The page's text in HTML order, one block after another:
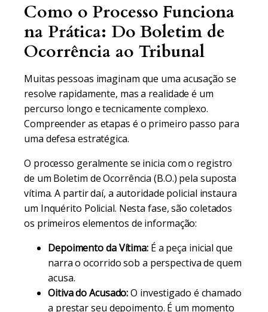
Como o Processo Funciona
na Prática: Do Boletim de
Ocorrência ao Tribunal
Muitas pessoas imaginam que uma acusação se
resolve rapidamente, mas a realidade é um
percurso longo e tecnicamente complexo.
Compreender as etapas é o primeiro passo para
uma defesa estratégica.
O processo geralmente se inicia com o registro
de um Boletim de Ocorrência (B.O.) pela suposta
vítima. A partir daí, a autoridade policial instaura
um Inquérito Policial. Nesta fase, são coletados
os primeiros elementos de informação:
Depoimento da Vítima:É a peça inicial que
narra o ocorrido sob a perspectiva de quem
acusa.
Oitiva do Acusado:O investigado é chamado
a prestar seu depoimento. É um momento